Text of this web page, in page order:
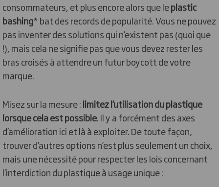
consommateurs, et plus encore alors que leplastic
bashing* bat des records de popularité. Vous ne pouvez
pas inventer des solutions qui n’existent pas (quoi que
!), mais cela ne signifie pas que vous devez rester les
bras croisés à attendre un futur boycott de votre
marque.
Misez sur la mesure :limitez l’utilisation du plastique
lorsque cela est possible. Il y a forcément des axes
d’amélioration ici et là à exploiter. De toute façon,
trouver d’autres options n’est plus seulement un choix,
mais une nécessité pour respecter les lois concernant
l’interdiction du plastique à usage unique :